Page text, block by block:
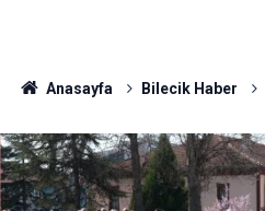
Anasayfa Bilecik Haber